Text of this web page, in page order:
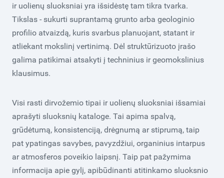
ir uolienų sluoksniai yra išsidėstę tam tikra tvarka.
Tikslas - sukurti suprantamą grunto arba geologinio
profilio atvaizdą, kuris svarbus planuojant, statant ir
atliekant mokslinį vertinimą. Dėl struktūrizuoto įrašo
galima patikimai atsakyti į techninius ir geomokslinius
klausimus.
Visi rasti dirvožemio tipai ir uolienų sluoksniai išsamiai
aprašyti sluoksnių kataloge. Tai apima spalvą,
grūdėtumą, konsistenciją, drėgnumą ar stiprumą, taip
pat ypatingas savybes, pavyzdžiui, organinius intarpus
ar atmosferos poveikio laipsnį. Taip pat pažymima
informacija apie gylį, apibūdinanti atitinkamo sluoksnio